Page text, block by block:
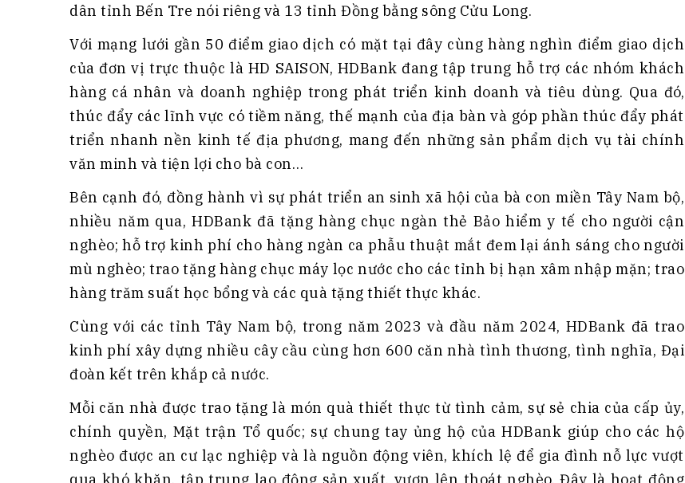
dân tỉnh Bến Tre nói riêng và 13 tỉnh Đồng bằng sông Cửu Long.
Với mạng lưới gần 50 điểm giao dịch có mặt tại đây cùng hàng nghìn điểm giao dịch
của đơn vị trực thuộc là HD SAISON, HDBank đang tập trung hỗ trợ các nhóm khách
hàng cá nhân và doanh nghiệp trong phát triển kinh doanh và tiêu dùng. Qua đó,
thúc đẩy các lĩnh vực có tiềm năng, thế mạnh của địa bàn và góp phần thúc đẩy phát
triển nhanh nền kinh tế địa phương, mang đến những sản phẩm dịch vụ tài chính
văn minh và tiện lợi cho bà con…
Bên cạnh đó, đồng hành vì sự phát triển an sinh xã hội của bà con miền Tây Nam bộ,
nhiều năm qua, HDBank đã tặng hàng chục ngàn thẻ Bảo hiểm y tế cho người cận
nghèo; hỗ trợ kinh phí cho hàng ngàn ca phẫu thuật mắt đem lại ánh sáng cho người
mù nghèo; trao tặng hàng chục máy lọc nước cho các tỉnh bị hạn xâm nhập mặn; trao
hàng trăm suất học bổng và các quà tặng thiết thực khác.
Cùng với các tỉnh Tây Nam bộ, trong năm 2023 và đầu năm 2024, HDBank đã trao
kinh phí xây dựng nhiều cây cầu cùng hơn 600 căn nhà tình thương, tình nghĩa, Đại
đoàn kết trên khắp cả nước.
Mỗi căn nhà được trao tặng là món quà thiết thực từ tình cảm, sự sẻ chia của cấp ủy,
chính quyền, Mặt trận Tổ quốc; sự chung tay ủng hộ của HDBank giúp cho các hộ
nghèo được an cư lạc nghiệp và là nguồn động viên, khích lệ để gia đình nỗ lực vượt
qua khó khăn, tập trung lao động sản xuất, vươn lên thoát nghèo. Đây là hoạt động